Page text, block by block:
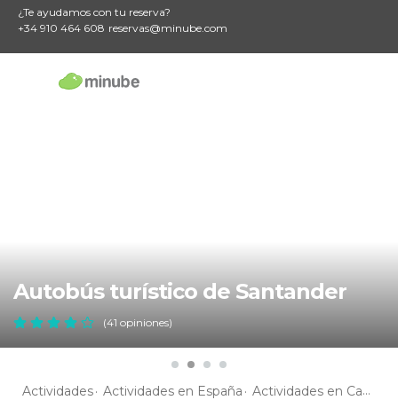
¿Te ayudamos con tu reserva?
+34 910 464 608 reservas@minube.com
Autobús turístico de Santander
(41 opiniones)
Actividades Actividades en España Actividades en Cantabria